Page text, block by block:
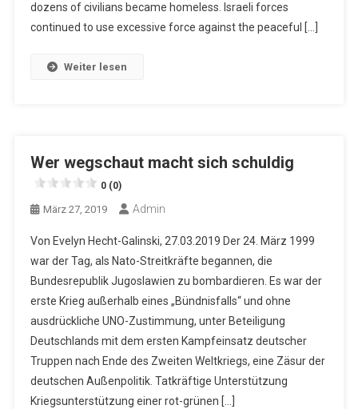
dozens of civilians became homeless. Israeli forces
continued to use excessive force against the peaceful […]
Weiter lesen
Wer wegschaut macht sich schuldig
0 (0)
März 27, 2019 Admin
Von Evelyn Hecht-Galinski, 27.03.2019 Der 24. März 1999
war der Tag, als Nato-Streitkräfte begannen, die
Bundesrepublik Jugoslawien zu bombardieren. Es war der
erste Krieg außerhalb eines „Bündnisfalls“ und ohne
ausdrückliche UNO-Zustimmung, unter Beteiligung
Deutschlands mit dem ersten Kampfeinsatz deutscher
Truppen nach Ende des Zweiten Weltkriegs, eine Zäsur der
deutschen Außenpolitik. Tatkräftige Unterstützung
Kriegsunterstützung einer rot-grünen […]